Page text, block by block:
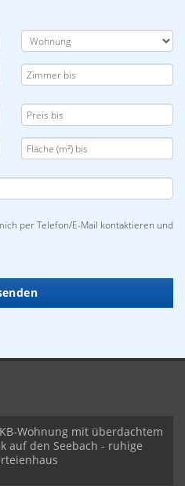
per Telefon/E-Mail kontaktieren und
Wohnung mit überdachtem
auf den Seebach - ruhige